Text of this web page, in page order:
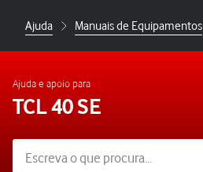
Ajuda Manuais de Equipamentos
Ajuda e apoio para
TCL 40 SE